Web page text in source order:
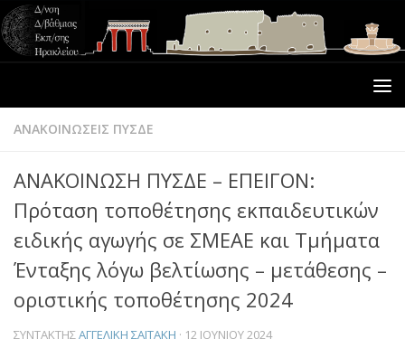
ΑΝΑΚΟΙΝΩΣΕΙΣ ΠΥΣΔΕ
ΑΝΑΚΟΙΝΩΣΗ ΠΥΣΔΕ – ΕΠΕΙΓΟΝ:
Πρόταση τοποθέτησης εκπαιδευτικών
ειδικής αγωγής σε ΣΜΕΑΕ και Τμήματα
Ένταξης λόγω βελτίωσης – μετάθεσης –
οριστικής τοποθέτησης 2024
ΣΥΝΤΆΚΤΗΣΑΓΓΕΛΙΚΉ ΣΑΪΤΆΚΗ · 12 ΙΟΥΝΊΟΥ 2024